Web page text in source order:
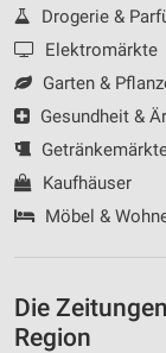
Drogerie &
Elektromärkte
Garten &
Gesundheit &
Kaufhäuser
Möbel &
Die
Region